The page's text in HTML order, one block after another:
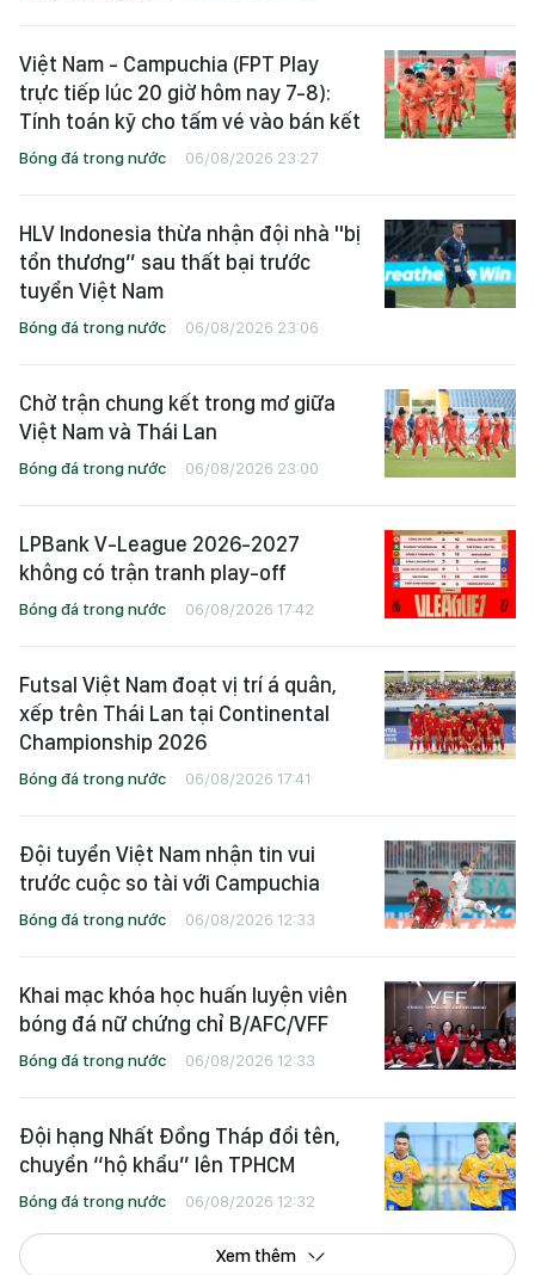
Việt Nam - Campuchia (FPT Play
trực tiếp lúc 20 giờ hôm nay 7-8):
Tính toán kỹ cho tấm vé vào bán kết
Bóng đá trong nước 06/08/2026 23:27
HLV Indonesia thừa nhận đội nhà "bị
tổn thương” sau thất bại trước
tuyển Việt Nam
Bóng đá trong nước 06/08/2026 23:06
Chờ trận chung kết trong mơ giữa
Việt Nam và Thái Lan
Bóng đá trong nước 06/08/2026 23:00
LPBank V-League 2026-2027
không có trận tranh play-off
Bóng đá trong nước 06/08/2026 17:42
Futsal Việt Nam đoạt vị trí á quân,
xếp trên Thái Lan tại Continental
Championship 2026
Bóng đá trong nước 06/08/2026 17:41
Đội tuyển Việt Nam nhận tin vui
trước cuộc so tài với Campuchia
Bóng đá trong nước 06/08/2026 12:33
Khai mạc khóa học huấn luyện viên
bóng đá nữ chứng chỉ B/AFC/VFF
Bóng đá trong nước 06/08/2026 12:33
Đội hạng Nhất Đồng Tháp đổi tên,
chuyển “hộ khẩu” lên TPHCM
Bóng đá trong nước 06/08/2026 12:32
Xem thêm